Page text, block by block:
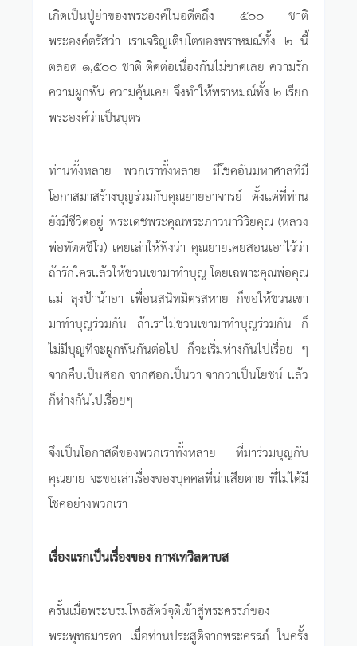
เกิดเป็นปู่ย่าของพระองค์ในอดีตถึง ๕๐๐ ชาติ
พระองค์ตรัสว่า เราเจริญเติบโตของพราหมณ์ทั้ง ๒ นี้
ตลอด ๑,๕๐๐ ชาติ ติดต่อเนื่องกันไม่ขาดเลย ความรัก
ความผูกพัน ความคุ้นเคย จึงทำให้พราหมณ์ทั้ง ๒ เรียก
พระองค์ว่าเป็นบุตร
ท่านทั้งหลาย พวกเราทั้งหลาย มีโชคอันมหาศาลที่มี
โอกาสมาสร้างบุญร่วมกับคุณยายอาจารย์ ตั้งแต่ที่ท่าน
ยังมีชีวิตอยู่ พระเดชพระคุณพระภาวนาวิริยคุณ (หลวง
พ่อทัตตชีโว) เคยเล่าให้ฟังว่า คุณยายเคยสอนเอาไว้ว่า
ถ้ารักใครแล้วให้ชวนเขามาทำบุญ โดยเฉพาะคุณพ่อคุณ
แม่ ลุงป้าน้าอา เพื่อนสนิทมิตรสหาย ก็ขอให้ชวนเขา
มาทำบุญร่วมกัน ถ้าเราไม่ชวนเขามาทำบุญร่วมกัน ก็
ไม่มีบุญที่จะผูกพันกันต่อไป ก็จะเริ่มห่างกันไปเรื่อย ๆ
จากคืบเป็นศอก จากศอกเป็นวา จากวาเป็นโยชน์ แล้ว
ก็ห่างกันไปเรื่อยๆ
จึงเป็นโอกาสดีของพวกเราทั้งหลาย ที่มาร่วมบุญกับ
คุณยาย จะขอเล่าเรื่องของบุคคลที่น่าเสียดาย ที่ไม่ได้มี
โชคอย่างพวกเรา
เรื่องแรกเป็นเรื่องของ กาฬเทวิลดาบส
ครั้นเมื่อพระบรมโพธสัตว์จุติเข้าสู่พระครรภ์ของ
พระพุทธมารดา เมื่อท่านประสูติจากพระครรภ์ ในครั้ง